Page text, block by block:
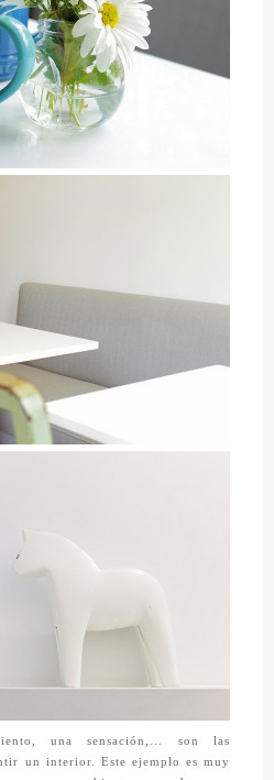
una sensación,… son las
un interior. Este ejemplo es muy